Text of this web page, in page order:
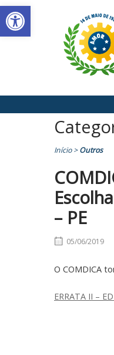
Abrir a barra de ferramentas
Skip
to
content
Início>Outros
– PE
05/06/2019
O COMDICA
ERRATA II –